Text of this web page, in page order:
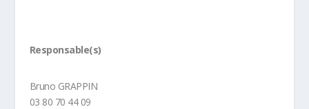
Responsable(s)
Bruno GRAPPIN
03 80 70 44 09